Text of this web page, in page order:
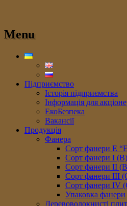
Menu
Підприємство
Історія підприємства
Інформація для
ЕкоБезпека
Вакансії
Продукція
Фанера
Сорт фанери E
Сорт фанери I (В)
Сорт фанери II
Сорт фанери III
Сорт фанери IV
Упаковка фанери
Деревоволокнисті